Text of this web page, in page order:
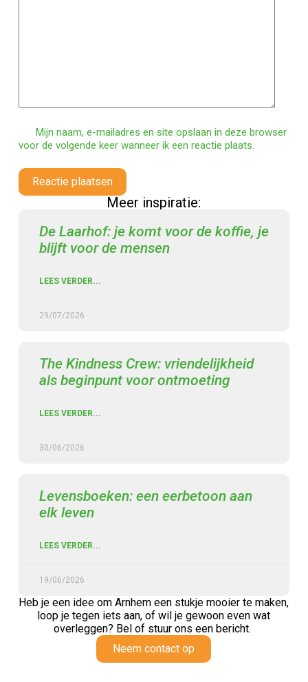
Mijn naam, e-mailadres en site opslaan in deze browser
voor de volgende keer wanneer ik een reactie plaats.
Reactie plaatsen
Meer inspiratie:
De Laarhof: je komt voor de koffie, je
blijft voor de mensen
LEES VERDER...
29/07/2026
The Kindness Crew: vriendelijkheid
als beginpunt voor ontmoeting
LEES VERDER...
30/06/2026
Levensboeken: een eerbetoon aan
elk leven
LEES VERDER...
19/06/2026
Heb je een idee om Arnhem een stukje mooier te maken,
loop je tegen iets aan,of wil je gewoon even wat
overleggen? Bel of stuur ons een bericht.
Neem contact op